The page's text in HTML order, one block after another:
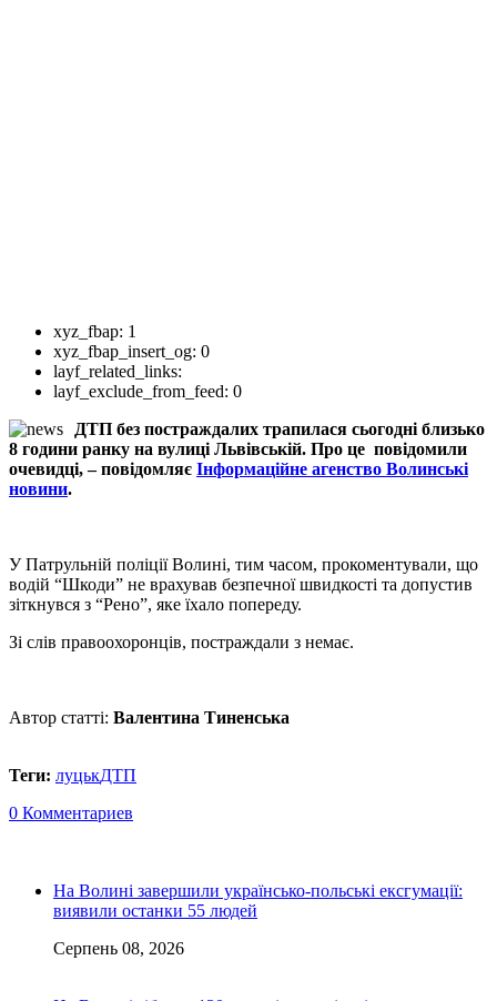
xyz_fbap: 1
xyz_fbap_insert_og: 0
layf_related_links:
layf_exclude_from_feed: 0
ДТП без постраждалих трапилася сьогодні близько
8 години ранку на вулиці Львівській. Про це повідомили
очевидці, – повідомляє Інформаційне агенство Волинські
новини.
У Патрульній поліції Волині, тим часом, прокоментували, що
водій “Шкоди” не врахував безпечної швидкості та допустив
зіткнувся з “Рено”, яке їхало попереду.
Зі слів правоохоронців, постраждали з немає.
Автор статті: Валентина Тиненська
Теги: луцькДТП
0 Комментариев
На Волині завершили українсько-польські ексгумації:
виявили останки 55 людей
Серпень 08, 2026